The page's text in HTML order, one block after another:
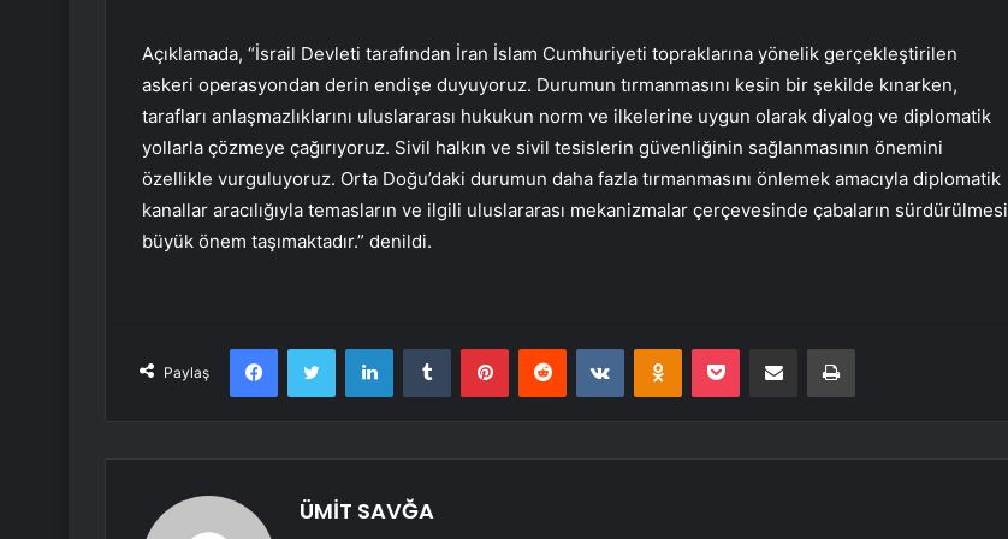
Açıklamada, “İsrail Devleti tarafından İran İslam Cumhuriyeti topraklarına yönelik gerçekleştirilen
askeri operasyondan derin endişe duyuyoruz. Durumun tırmanmasını kesin bir şekilde kınarken,
tarafları anlaşmazlıklarını uluslararası hukukun norm ve ilkelerine uygun olarak diyalog ve diplomatik
yollarla çözmeye çağırıyoruz. Sivil halkın ve sivil tesislerin güvenliğinin sağlanmasının önemini
özellikle vurguluyoruz. Orta Doğu’daki durumun daha fazla tırmanmasını önlemek amacıyla diplomatik
kanallar aracılığıyla temasların ve ilgili uluslararası mekanizmalar çerçevesinde çabaların sürdürülmesi
büyük önem taşımaktadır.” denildi.
Paylaş
FacebookTwitter LinkedInTumblr PinterestReddit VKontakteOdnoklassniki
Pocket E-Posta ile paylaş Yazdır
ÜMİT SAVĞA